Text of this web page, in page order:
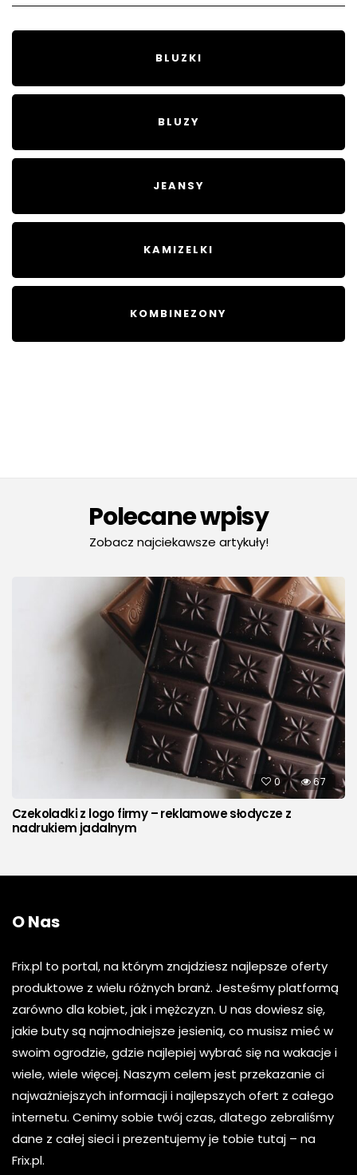
BLUZKI
BLUZY
JEANSY
KAMIZELKI
KOMBINEZONY
Polecane wpisy
Zobacz najciekawsze artykuły!
0 67
Czekoladki z logo firmy – reklamowe słodycze z
nadrukiem jadalnym
O Nas
Frix.pl to portal, na którym znajdziesz najlepsze oferty
produktowe z wielu różnych branż. Jesteśmy platformą
zarówno dla kobiet, jak i mężczyzn. U nas dowiesz się,
jakie buty są najmodniejsze jesienią, co musisz mieć w
swoim ogrodzie, gdzie najlepiej wybrać się na wakacje i
wiele, wiele więcej. Naszym celem jest przekazanie ci
najważniejszych informacji i najlepszych ofert z całego
internetu. Cenimy sobie twój czas, dlatego zebraliśmy
dane z całej sieci i prezentujemy je tobie tutaj – na
Frix.pl.